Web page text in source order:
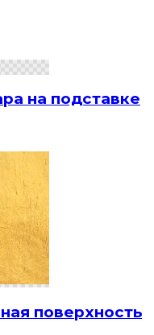
на подставке
поверхность